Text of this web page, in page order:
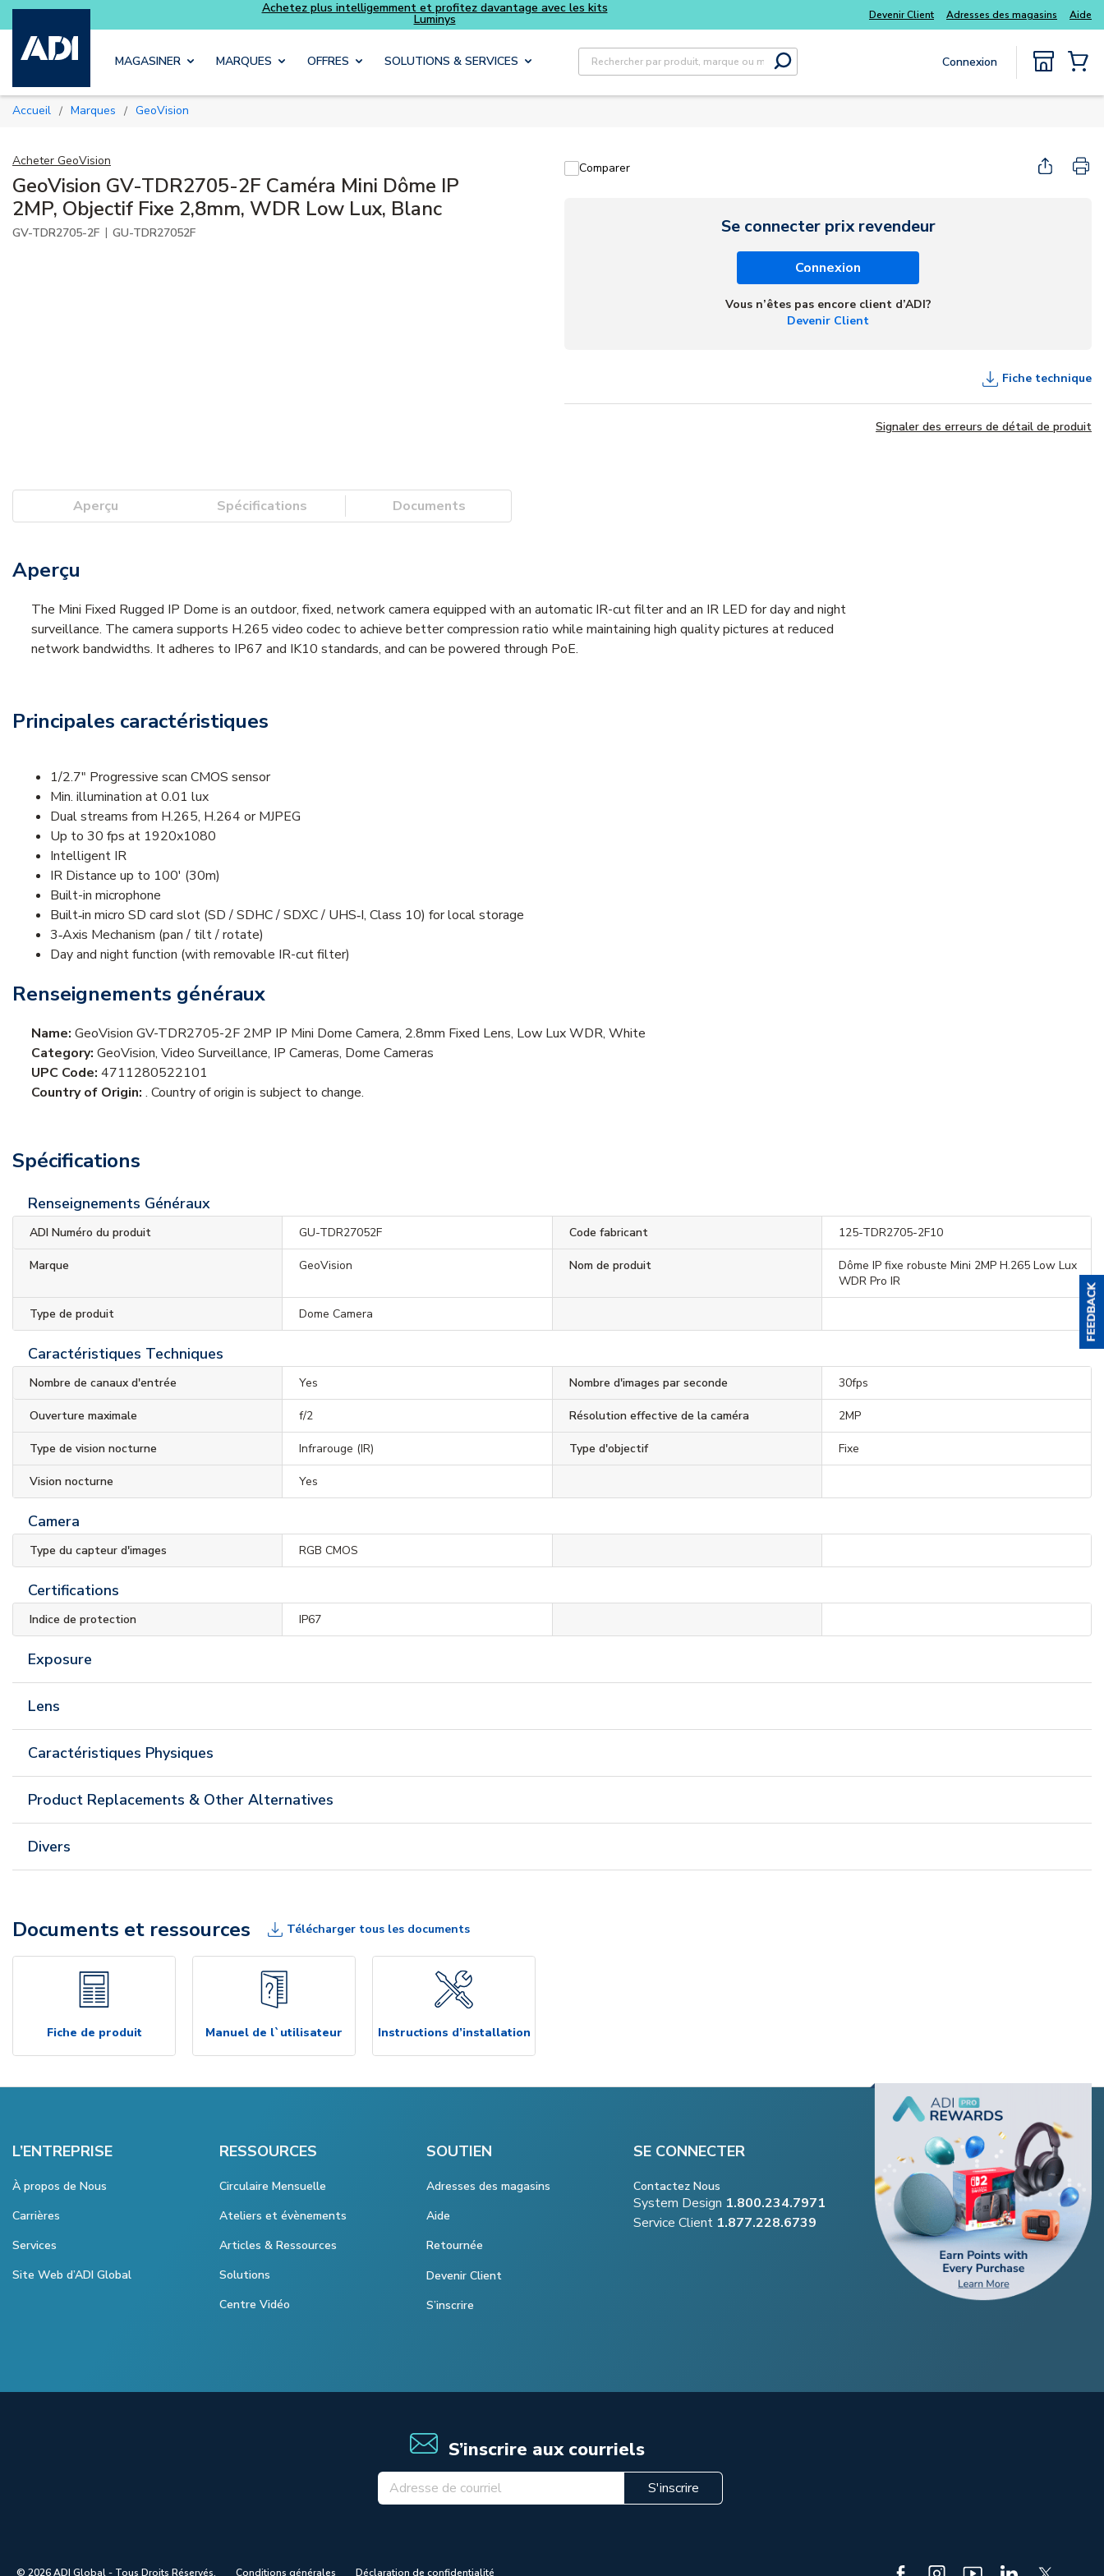
Skip to main content
Achetez plus intelligemment et profitez davantage avec les kits
Luminys Tous vos essentiels du quotidien, sans délai
Devenir Client Adresses des magasins Aide
MAGASINER MARQUES OFFRES SOLUTIONS & SERVICES
Recherche sur le site
Soumettre la recherche
Connexion
Accueil / Marques / GeoVision
Acheter GeoVision
GeoVision GV-TDR2705-2F Caméra Mini Dôme IP
2MP, Objectif Fixe 2,8mm, WDR Low Lux, Blanc
GV-TDR2705-2F | GU-TDR27052F
Comparer
Se connecter prix revendeur
Connexion
Vous n’êtes pas encore client d’ADI?
Devenir Client
Fiche technique
Signaler des erreurs de détail de produit
Aperçu Spécifications Documents
Aperçu
The Mini Fixed Rugged IP Dome is an outdoor, fixed, network camera equipped with an automatic IR-cut filter and an IR LED for day and night
surveillance. The camera supports H.265 video codec to achieve better compression ratio while maintaining high quality pictures at reduced
network bandwidths. It adheres to IP67 and IK10 standards, and can be powered through PoE.
Principales caractéristiques
1/2.7" Progressive scan CMOS sensor
Min. illumination at 0.01 lux
Dual streams from H.265, H.264 or MJPEG
Up to 30 fps at 1920x1080
Intelligent IR
IR Distance up to 100' (30m)
Built-in microphone
Built‐in micro SD card slot (SD / SDHC / SDXC / UHS‐I, Class 10) for local storage
3‐Axis Mechanism (pan / tilt / rotate)
Day and night function (with removable IR-cut filter)
Renseignements généraux
Name: GeoVision GV-TDR2705-2F 2MP IP Mini Dome Camera, 2.8mm Fixed Lens, Low Lux WDR, White
Category: GeoVision, Video Surveillance, IP Cameras, Dome Cameras
UPC Code: 4711280522101
Country of Origin: . Country of origin is subject to change.
Spécifications
Renseignements Généraux
ADI Numéro du produit GU-TDR27052F Code fabricant 125-TDR2705-2F10
Marque GeoVision Nom de produit
Dôme IP fixe robuste Mini 2MP H.265 Low Lux
WDR Pro IR
Type de produit Dome Camera
Caractéristiques Techniques
Nombre de canaux d'entrée Yes Nombre d'images par seconde 30fps
Ouverture maximale f/2 Résolution effective de la caméra 2MP
Type de vision nocturne Infrarouge (IR) Type d'objectif Fixe
Vision nocturne Yes
Camera
Type du capteur d'images RGB CMOS
Certifications
Indice de protection IP67
Exposure
Lens
Caractéristiques Physiques
Product Replacements & Other Alternatives
Divers
Documents et ressources Télécharger tous les documents
Fiche de produit Manuel de l`utilisateur Instructions d’installation
L’ENTREPRISE
À propos de Nous
Carrières
Services
Site Web d’ADI Global
RESSOURCES
Circulaire Mensuelle
Ateliers et évènements
Articles & Ressources
Solutions
Centre Vidéo
SOUTIEN
Adresses des magasins
Aide
Retournée
Devenir Client
S’inscrire
SE CONNECTER
Contactez Nous
System Design 1.800.234.7971
Service Client 1.877.228.6739
S’inscrire aux courriels
S'inscrire
© 2026 ADI Global - Tous Droits Réservés. Conditions générales Déclaration de confidentialité